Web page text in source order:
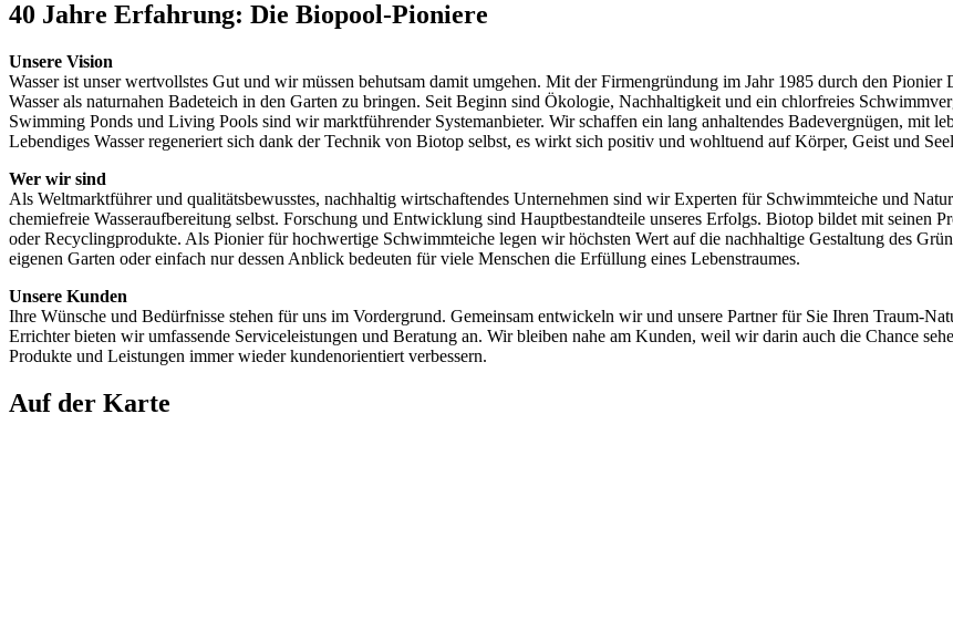
40 Jahre Erfahrung: Die Biopool-Pioniere
Unsere Vision
Wasser ist unser wertvollstes Gut und wir müssen behutsam damit umgehen. Mit der Firmengründung im Jahr 1985 durch den
Wasser als naturnahen Badeteich in den Garten zu bringen. Seit Beginn sind Ökologie, Nachhaltigkeit und ein chlorfreies
Swimming Ponds und Living Pools sind wir marktführender Systemanbieter. Wir schaffen ein lang anhaltendes Badevergnügen, mit
Lebendiges Wasser regeneriert sich dank der Technik von Biotop selbst, es wirkt sich positiv und wohltuend auf Körper, Geist und
Wer wir sind
Als Weltmarktführer und qualitätsbewusstes, nachhaltig wirtschaftendes Unternehmen sind wir Experten für Schwimmteiche und
chemiefreie Wasseraufbereitung selbst. Forschung und Entwicklung sind Hauptbestandteile unseres Erfolgs. Biotop bildet mit seinen
oder Recyclingprodukte. Als Pionier für hochwertige Schwimmteiche legen wir höchsten Wert auf die nachhaltige Gestaltung des
eigenen Garten oder einfach nur dessen Anblick bedeuten für viele Menschen die Erfüllung eines Lebenstraumes.
Unsere Kunden
Ihre Wünsche und Bedürfnisse stehen für uns im Vordergrund. Gemeinsam entwickeln wir und unsere Partner für Sie Ihren Traum-
Errichter bieten wir umfassende Serviceleistungen und Beratung an. Wir bleiben nahe am Kunden, weil wir darin auch die Chance
Produkte und Leistungen immer wieder kundenorientiert verbessern.
Auf der Karte